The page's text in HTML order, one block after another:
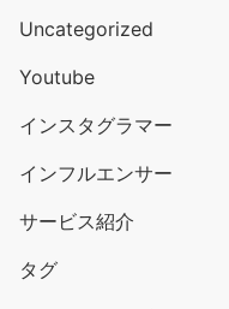
Uncategorized
Youtube
インスタグラマー
インフルエンサー
サービス紹介
タグ